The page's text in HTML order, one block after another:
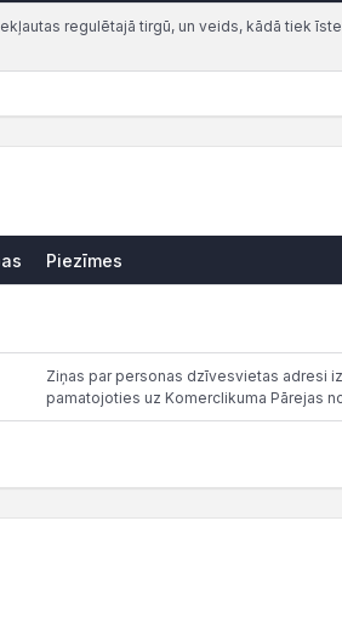
regulētajā tirgū, un veids, kādā tiek
Piezīmes
Ziņas par personas dzīvesvietas adresi
pamatojoties uz Komerclikuma Pārejas